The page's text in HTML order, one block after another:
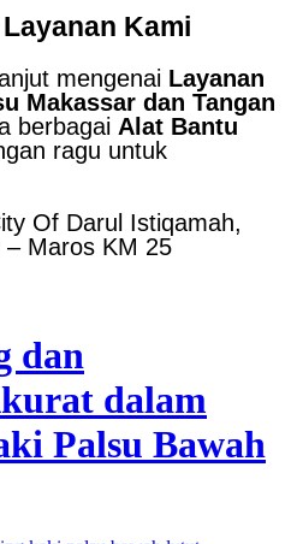
Kami
mengenai Layanan
Makassar dan Tangan
berbagai Alat Bantu
ragu untuk
Of Darul Istiqamah,
Maros KM 25
dan
dalam
Palsu Bawah